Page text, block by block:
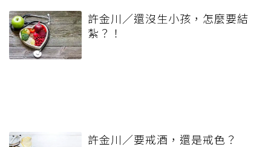
許金川／還沒生小孩，怎麼要結
紮？！
許金川／要戒酒，還是戒色？